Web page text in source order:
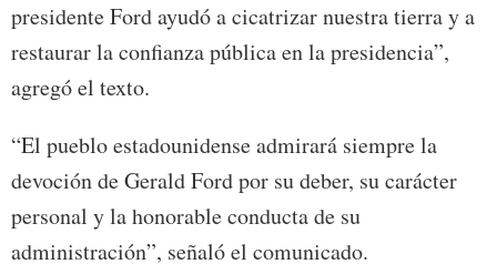
presidente Ford ayudó a cicatrizar nuestra tierra y a
restaurar la confianza pública en la presidencia”,
agregó el texto.
“El pueblo estadounidense admirará siempre la
devoción de Gerald Ford por su deber, su carácter
personal y la honorable conducta de su
administración”, señaló el comunicado.